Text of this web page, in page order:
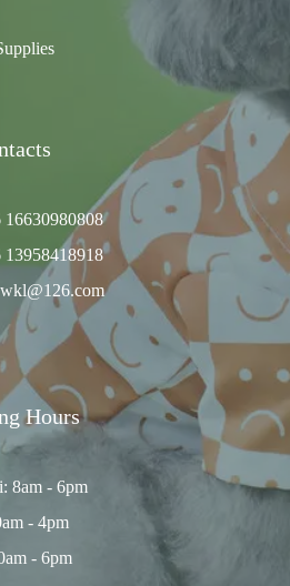
16630980808
13958418918
Hours
8am - 6pm
- 4pm
- 6pm